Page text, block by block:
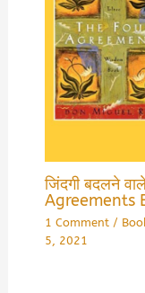
जिंदगी बदलने
Agreements
1 Comment /
5, 2021